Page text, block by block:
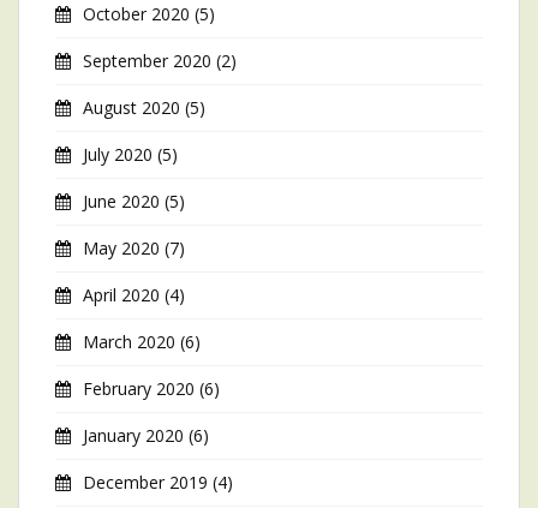
October 2020 (5)
September 2020 (2)
August 2020 (5)
July 2020 (5)
June 2020 (5)
May 2020 (7)
April 2020 (4)
March 2020 (6)
February 2020 (6)
January 2020 (6)
December 2019 (4)